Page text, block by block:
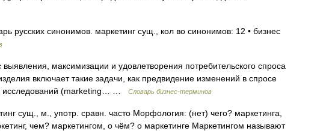
русских синонимов. маркетинг сущ., кол во синонимов: 12 • бизнес
максимизации и удовлетворения потребительского спроса
включает такие задачи, как предвидение изменений в спросе
исследований (marketing… …
Словарь бизнес-терминов
сущ., м., употр. сравн. часто Морфология: (нет) чего? маркетинга,
чем? маркетингом, о чём? о маркетинге Маркетингом называют